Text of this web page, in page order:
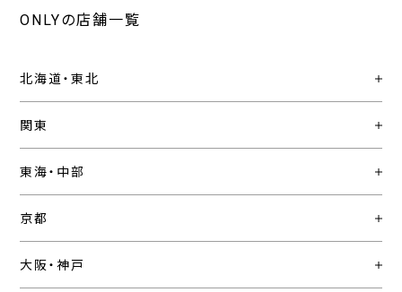
ONLYの店舗一覧
北海道・東北
関東
東海・中部
京都
大阪・神戸